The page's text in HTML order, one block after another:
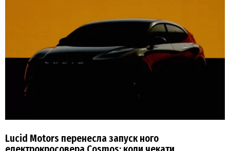
Lucid Motors перенесла запуск ного